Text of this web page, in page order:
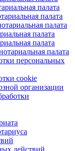
палата
палата
палата
палата
палата
палата
персональных
cookie
организации